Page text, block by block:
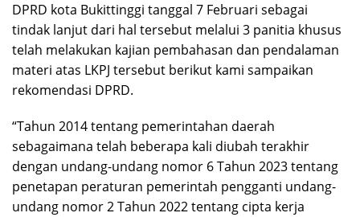
DPRD kota Bukittinggi tanggal 7 Februari sebagai
tindak lanjut dari hal tersebut melalui 3 panitia khusus
telah melakukan kajian pembahasan dan pendalaman
materi atas LKPJ tersebut berikut kami sampaikan
rekomendasi DPRD.
“Tahun 2014 tentang pemerintahan daerah
sebagaimana telah beberapa kali diubah terakhir
dengan undang-undang nomor 6 Tahun 2023 tentang
penetapan peraturan pemerintah pengganti undang-
undang nomor 2 Tahun 2022 tentang cipta kerja